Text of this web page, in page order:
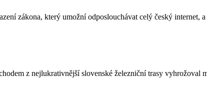
zákona, který umožní odposlouchávat celý český internet,
z nejlukrativnější slovenské železniční trasy vyhrožoval